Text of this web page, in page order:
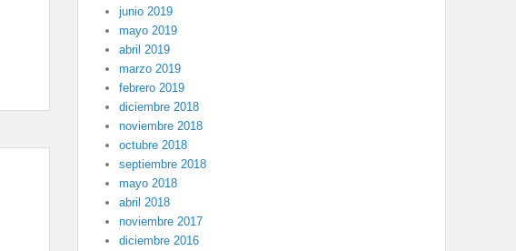
junio 2019
mayo 2019
abril 2019
marzo 2019
febrero 2019
diciembre 2018
noviembre 2018
octubre 2018
septiembre 2018
mayo 2018
abril 2018
noviembre 2017
diciembre 2016